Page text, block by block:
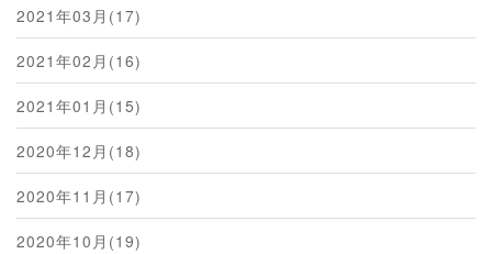
2021年03月(17)
2021年02月(16)
2021年01月(15)
2020年12月(18)
2020年11月(17)
2020年10月(19)